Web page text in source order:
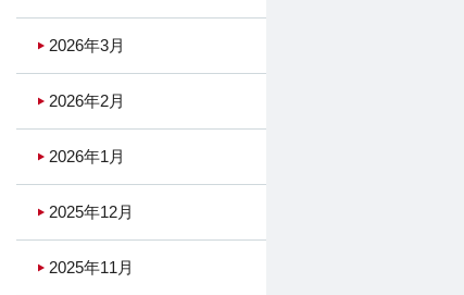
2026年3月
2026年2月
2026年1月
2025年12月
2025年11月